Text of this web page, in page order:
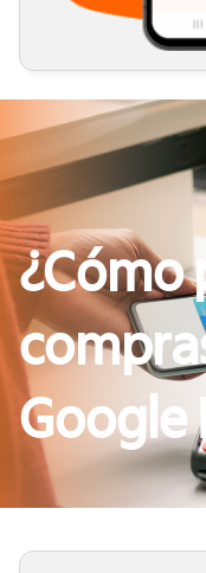
¿Cómo
Google